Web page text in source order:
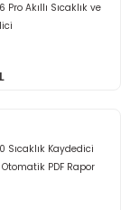
Pro Akıllı Sıcaklık ve
Sıcaklık Kaydedici
PDF Rapor